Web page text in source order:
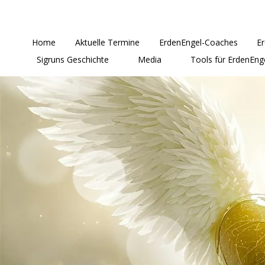
Home Aktuelle Termine ErdenEngel-Coaches
Sigruns Geschichte
Media Tools für